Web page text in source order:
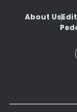
About Us